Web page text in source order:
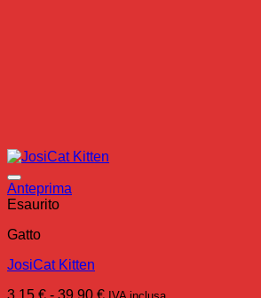
Anteprima
Esaurito
Gatto
JosiCat Kitten
Fascia